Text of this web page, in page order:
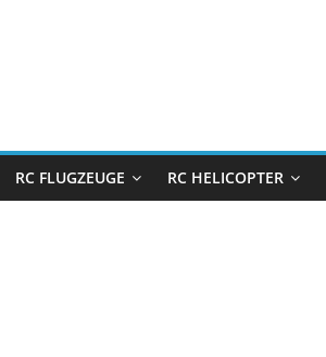
RC FLUGZEUGE RC HELICOPTER